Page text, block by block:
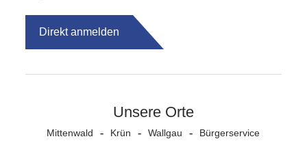
Direkt anmelden
Unsere Orte
Mittenwald Krün Wallgau Bürgerservice